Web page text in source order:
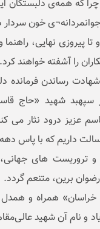
که همه‌ی دلبستگان
خون
پیروزی نهایی، راهنما
را آشفته خواهند کرد.
رساندن فرمانده
سپهبد شهید «حاج
عزیز درود نثار می
داریم که با پاس
و تروریست های
برین، متنعم گردد.
خراسان» همراه و
و نام آن شهید